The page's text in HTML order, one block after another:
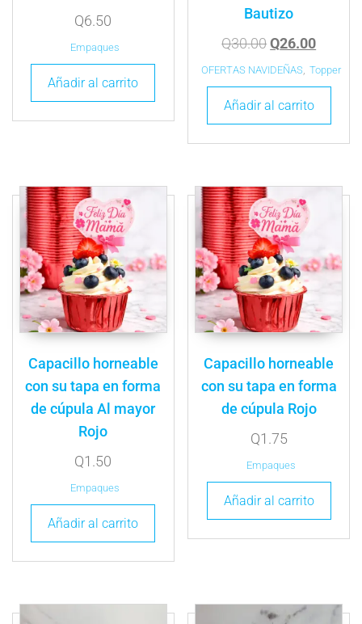
Q6.50
Empaques
Añadir al carrito
Bautizo
Q30.00Q26.00
OFERTAS NAVIDEÑAS Topper
Añadir al carrito
Capacillo horneable
con su tapa en forma
de cúpula Al mayor
Rojo
Q1.50
Empaques
Añadir al carrito
Capacillo horneable
con su tapa en forma
de cúpula Rojo
Q1.75
Empaques
Añadir al carrito